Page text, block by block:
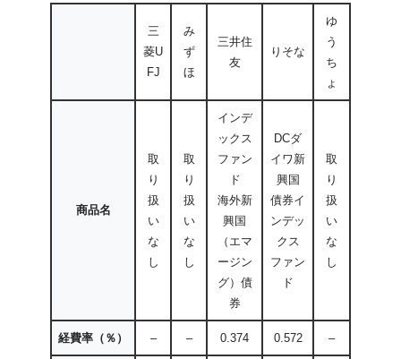
三
菱U
FJ
み
ず
ほ
三井住
友
りそな
ゆ
う
ち
ょ
商品名
取
り
扱
い
な
し
取
り
扱
い
な
し
インデ
ックス
ファン
ド
海外新
興国
（エマ
ージン
グ）債
券
DCダ
イワ新
興国
債券イ
ンデッ
クス
ファン
ド
取
り
扱
い
な
し
経費率（％） – – 0.374 0.572 –